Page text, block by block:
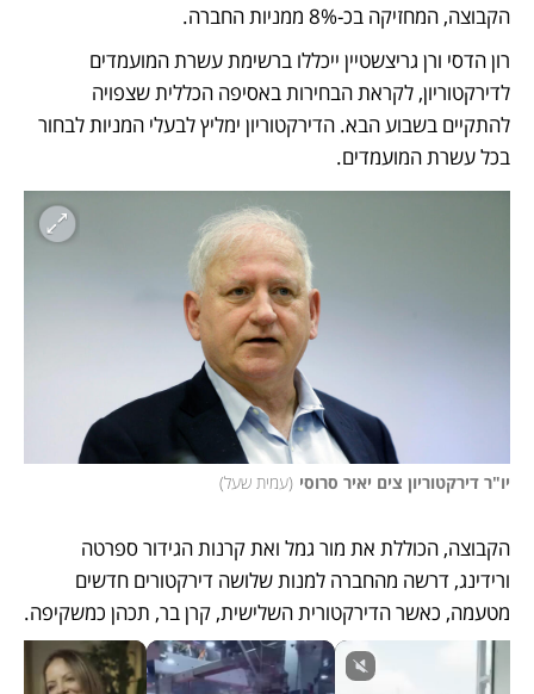
הקבוצה, המחזיקה בכ-8% ממניות החברה.
בכל עשרת המועמדים.
יו"ר דירקטוריון צים יאיר סרוסי (עמית שעל)
מטעמה, כאשר הדירקטורית השלישית, קרן בר, תכהן כמשקיפה.